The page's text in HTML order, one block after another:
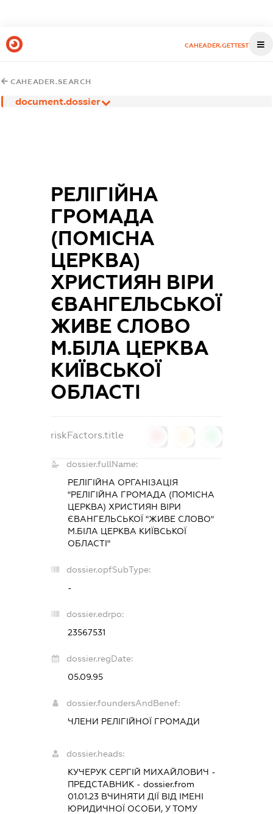
CAHEADER.GETTEST
CAHEADER.SEARCH
document.dossier
РЕЛІГІЙНА
ГРОМАДА
(ПОМІСНА
ЦЕРКВА)
ХРИСТИЯН ВІРИ
ЄВАНГЕЛЬСЬКОЇ
ЖИВЕ СЛОВО
М.БІЛА ЦЕРКВА
КИЇВСЬКОЇ
ОБЛАСТІ
riskFactors.title
dossier.fullName:
РЕЛІГІЙНА ОРГАНІЗАЦІЯ
"РЕЛІГІЙНА ГРОМАДА (ПОМІСНА
ЦЕРКВА) ХРИСТИЯН ВІРИ
ЄВАНГЕЛЬСЬКОЇ "ЖИВЕ СЛОВО"
М.БІЛА ЦЕРКВА КИЇВСЬКОЇ
ОБЛАСТІ"
dossier.opfSubType:
-
dossier.edrpo:
23567531
dossier.regDate:
05.09.95
dossier.foundersAndBenef:
ЧЛЕНИ РЕЛІГІЙНОЇ ГРОМАДИ
dossier.heads:
КУЧЕРУК СЕРГІЙ МИХАЙЛОВИЧ -
ПРЕДСТАВНИК - dossier.from
01.01.23 ВЧИНЯТИ ДІЇ ВІД ІМЕНІ
ЮРИДИЧНОЇ ОСОБИ, У ТОМУ